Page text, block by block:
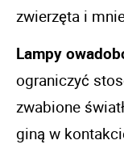
zwierzęta i
Lampy
ograniczyć
zwabione
giną w